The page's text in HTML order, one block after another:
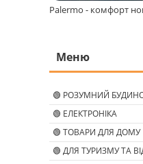
Palermo - комфорт
🟢 РОЗУМНИЙ
🟢 ЕЛЕКТРОНІКА
🟢 ТОВАРИ ДЛЯ ДОМУ
🟢 ДЛЯ ТУРИЗМУ ТА